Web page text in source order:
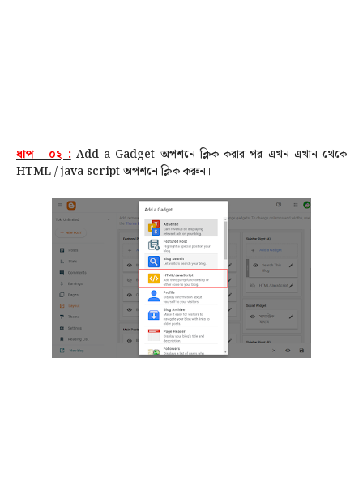
ধাপ - ০২ :Add a Gadget অপশনে ক্লিক করার পর এখন এখান থেকে
HTML / java script অপশনে ক্লিক করুন।